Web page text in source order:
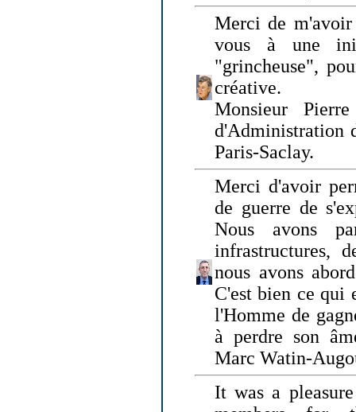
Merci de
vous à une
"grincheuse",
créative.
Monsieur
d'Administration
Paris-Saclay.
Merci d'avoir
de guerre de
Nous avons
infrastructures,
nous avons
C'est bien ce qui
l'Homme de
à perdre son
Marc Watin-
It was a